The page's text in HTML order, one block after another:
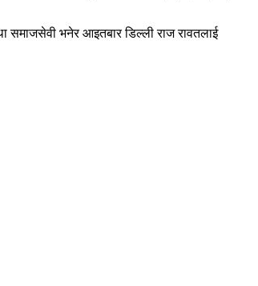
समाजसेवी भनेर आइतबार डिल्ली राज रावतलाई